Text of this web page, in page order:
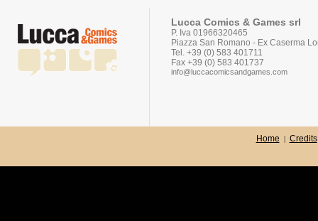
Lucca Comics & Games srl
P. Iva 01966320465
Piazza San Romano - Ex Caserma
Tel. +39 (0) 583 401711
Fax +39 (0) 583 401737
info@luccacomicsandgames.com
Home | Credits